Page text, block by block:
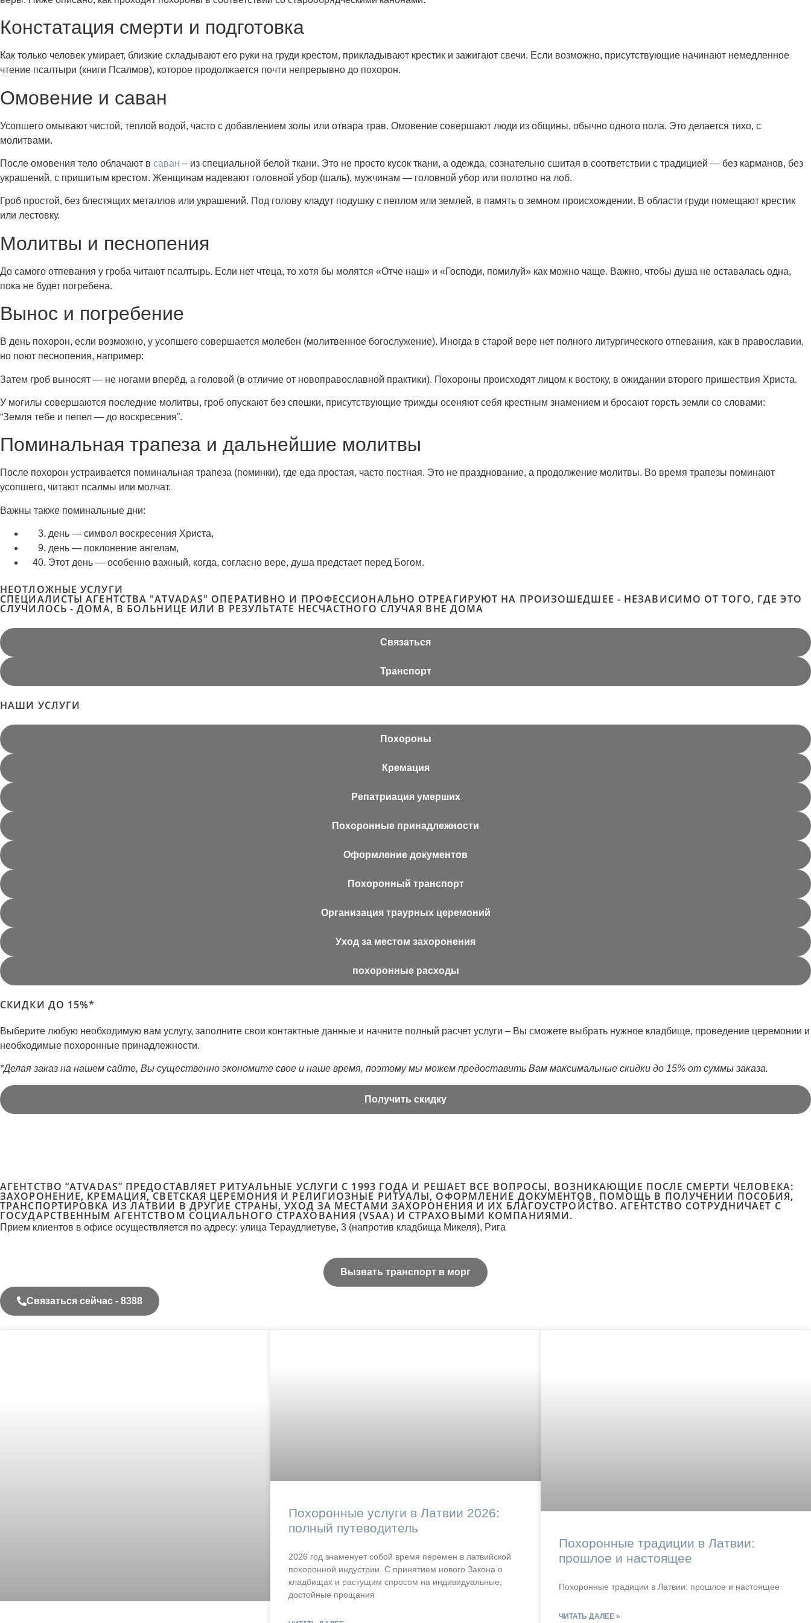
Констатация смерти и подготовка
Как только человек умирает, близкие складывают его руки на груди крестом, прикладывают крестик и зажигают свечи. Если возможно, присутствующие начинают немедленное
чтение псалтыри (книги Псалмов), которое продолжается почти непрерывно до похорон.
Омовение и саван
Усопшего омывают чистой, теплой водой, часто с добавлением золы или отвара трав. Омовение совершают люди из общины, обычно одного пола. Это делается тихо, с
молитвами.
После омовения тело облачают в саван – из специальной белой ткани. Это не просто кусок ткани, а одежда, сознательно сшитая в соответствии с традицией — без карманов, без
украшений, с пришитым крестом. Женщинам надевают головной убор (шаль), мужчинам — головной убор или полотно на лоб.
Гроб простой, без блестящих металлов или украшений. Под голову кладут подушку с пеплом или землей, в память о земном происхождении. В области груди помещают крестик
или лестовку.
Молитвы и песнопения
До самого отпевания у гроба читают псалтырь. Если нет чтеца, то хотя бы молятся «Отче наш» и «Господи, помилуй» как можно чаще. Важно, чтобы душа не оставалась одна,
пока не будет погребена.
Вынос и погребение
В день похорон, если возможно, у усопшего совершается молебен (молитвенное богослужение). Иногда в старой вере нет полного литургического отпевания, как в православии,
но поют песнопения, например:
Затем гроб выносят — не ногами вперёд, а головой (в отличие от новоправославной практики). Похороны происходят лицом к востоку, в ожидании второго пришествия Христа.
У могилы совершаются последние молитвы, гроб опускают без спешки, присутствующие трижды осеняют себя крестным знамением и бросают горсть земли со словами:
“Земля тебе и пепел — до воскресения”.
Поминальная трапеза и дальнейшие молитвы
После похорон устраивается поминальная трапеза (поминки), где еда простая, часто постная. Это не празднование, а продолжение молитвы. Во время трапезы поминают
усопшего, читают псалмы или молчат.
Важны также поминальные дни:
день — символ воскресения Христа,
день — поклонение ангелам,
Этот день — особенно важный, когда, согласно вере, душа предстает перед Богом.
НЕОТЛОЖНЫЕ УСЛУГИ
СПЕЦИАЛИСТЫ АГЕНТСТВА "ATVADAS" ОПЕРАТИВНО И ПРОФЕССИОНАЛЬНО ОТРЕАГИРУЮТ НА ПРОИЗОШЕДШЕЕ - НЕЗАВИСИМО ОТ ТОГО, ГДЕ ЭТО
СЛУЧИЛОСЬ - ДОМА, В БОЛЬНИЦЕ ИЛИ В РЕЗУЛЬТАТЕ НЕСЧАСТНОГО СЛУЧАЯ ВНЕ ДОМА
Связаться
Транспорт
НАШИ УСЛУГИ
Похороны
Кремация
Репатриация умерших
Похоронные принадлежности
Оформление документов
Похоронный транспорт
Организация траурных церемоний
Уход за местом захоронения
похоронные расходы
СКИДКИ ДО 15%*
Выберите любую необходимую вам услугу, заполните свои контактные данные и начните полный расчет услуги – Вы сможете выбрать нужное кладбище, проведение церемонии и
необходимые похоронные принадлежности.
*Делая заказ на нашем сайте, Вы существенно экономите свое и наше время, поэтому мы можем предоставить Вам максимальные скидки до 15% от суммы заказа.
Получить скидку
АГЕНТСТВО “ATVADAS” ПРЕДОСТАВЛЯЕТ РИТУАЛЬНЫЕ УСЛУГИ С 1993 ГОДА И РЕШАЕТ ВСЕ ВОПРОСЫ, ВОЗНИКАЮЩИЕ ПОСЛЕ СМЕРТИ ЧЕЛОВЕКА:
ЗАХОРОНЕНИЕ, КРЕМАЦИЯ, СВЕТСКАЯ ЦЕРЕМОНИЯ И РЕЛИГИОЗНЫЕ РИТУАЛЫ, ОФОРМЛЕНИЕ ДОКУМЕНТОВ, ПОМОЩЬ В ПОЛУЧЕНИИ ПОСОБИЯ,
ТРАНСПОРТИРОВКА ИЗ ЛАТВИИ В ДРУГИЕ СТРАНЫ, УХОД ЗА МЕСТАМИ ЗАХОРОНЕНИЯ И ИХ БЛАГОУСТРОЙСТВО. АГЕНТСТВО СОТРУДНИЧАЕТ С
ГОСУДАРСТВЕННЫМ АГЕНТСТВОМ СОЦИАЛЬНОГО СТРАХОВАНИЯ (VSAA) И СТРАХОВЫМИ КОМПАНИЯМИ.
Прием клиентов в офисе осуществляется по адресу: улица Тераудлиетуве, 3 (напротив кладбища Микеля), Рига
Вызвать транспорт в морг
Связаться сейчас - 8388
Похоронные услуги в Латвии 2026:
полный путеводитель
2026 год знаменует собой время перемен в латвийской
похоронной индустрии. С принятием нового Закона о
кладбищах и растущим спросом на индивидуальные,
достойные прощания
Похоронные традиции в Латвии:
прошлое и настоящее
Похоронные традиции в Латвии: прошлое и настоящее
ЧИТАТЬ ДАЛЕЕ »